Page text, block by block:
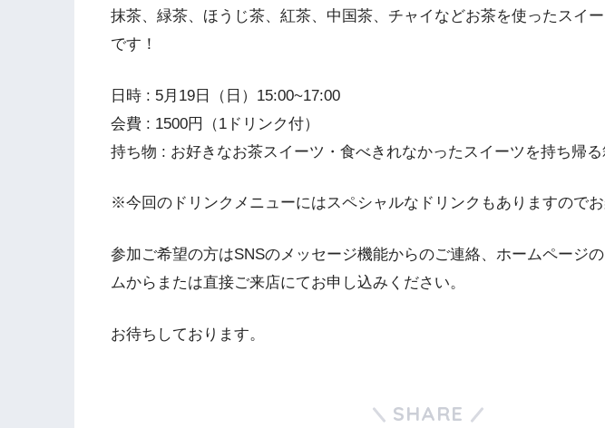
抹茶、緑茶、ほうじ茶、紅茶、中国茶、チャイなどお茶を使ったスイ
です！
日時 : 5月19日（日）15:00~17:00
会費 : 1500円（1ドリンク付）
持ち物 : お好きなお茶スイーツ・食べきれなかったスイーツを持ち帰る
※今回のドリンクメニューにはスペシャルなドリンクもありますのでお
参加ご希望の方はSNSのメッセージ機能からのご連絡、ホームページ
ムからまたは直接ご来店にてお申し込みください。
お待ちしております。
SHARE